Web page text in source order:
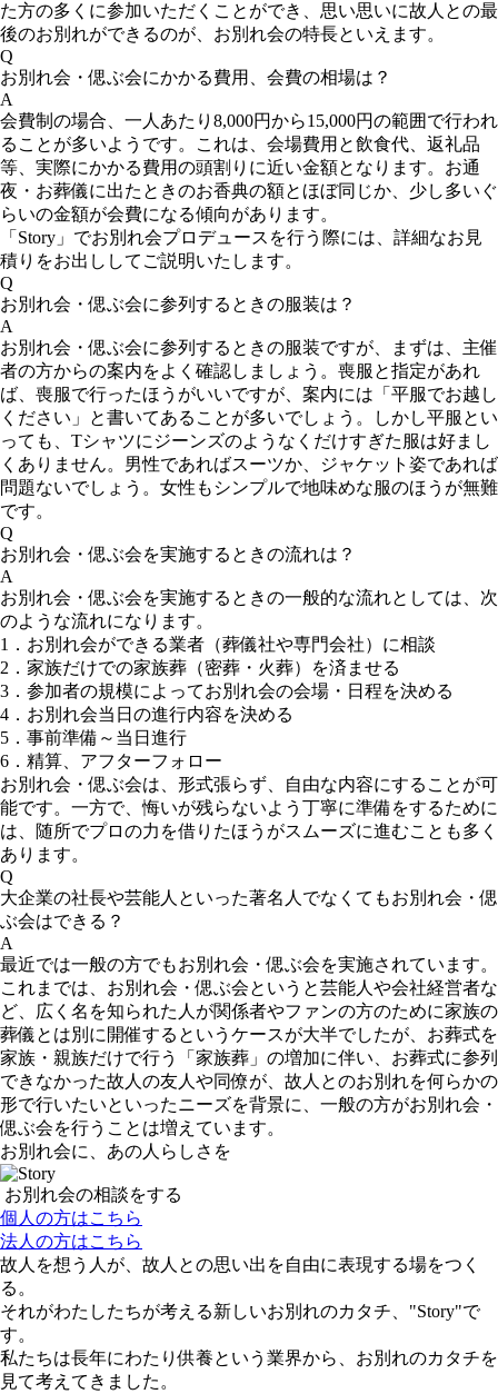
た方の多くに参加いただくことができ、思い思いに故人との最
後のお別れができるのが、お別れ会の特長といえます。
Q
お別れ会・偲ぶ会にかかる費用、会費の相場は？
A
会費制の場合、一人あたり8,000円から15,000円の範囲で行われ
ることが多いようです。これは、会場費用と飲食代、返礼品
等、実際にかかる費用の頭割りに近い金額となります。お通
夜・お葬儀に出たときのお香典の額とほぼ同じか、少し多いぐ
らいの金額が会費になる傾向があります。
「Story」でお別れ会プロデュースを行う際には、詳細なお見
積りをお出ししてご説明いたします。
Q
お別れ会・偲ぶ会に参列するときの服装は？
A
お別れ会・偲ぶ会に参列するときの服装ですが、まずは、主催
者の方からの案内をよく確認しましょう。喪服と指定があれ
ば、喪服で行ったほうがいいですが、案内には「平服でお越し
ください」と書いてあることが多いでしょう。しかし平服とい
っても、Tシャツにジーンズのようなくだけすぎた服は好まし
くありません。男性であればスーツか、ジャケット姿であれば
問題ないでしょう。女性もシンプルで地味めな服のほうが無難
です。
Q
お別れ会・偲ぶ会を実施するときの流れは？
A
お別れ会・偲ぶ会を実施するときの一般的な流れとしては、次
のような流れになります。
1．お別れ会ができる業者（葬儀社や専門会社）に相談
2．家族だけでの家族葬（密葬・火葬）を済ませる
3．参加者の規模によってお別れ会の会場・日程を決める
4．お別れ会当日の進行内容を決める
5．事前準備～当日進行
6．精算、アフターフォロー
お別れ会・偲ぶ会は、形式張らず、自由な内容にすることが可
能です。一方で、悔いが残らないよう丁寧に準備をするために
は、随所でプロの力を借りたほうがスムーズに進むことも多く
あります。
Q
大企業の社長や芸能人といった著名人でなくてもお別れ会・偲
ぶ会はできる？
A
最近では一般の方でもお別れ会・偲ぶ会を実施されています。
これまでは、お別れ会・偲ぶ会というと芸能人や会社経営者な
ど、広く名を知られた人が関係者やファンの方のために家族の
葬儀とは別に開催するというケースが大半でしたが、お葬式を
家族・親族だけで行う「家族葬」の増加に伴い、お葬式に参列
できなかった故人の友人や同僚が、故人とのお別れを何らかの
形で行いたいといったニーズを背景に、一般の方がお別れ会・
偲ぶ会を行うことは増えています。
お別れ会に、あの人らしさを
お別れ会の相談をする
個人の方はこちら
法人の方はこちら
故人を想う人が、故人との思い出を自由に表現する場をつく
る。
それがわたしたちが考える新しいお別れのカタチ、"Story"で
す。
私たちは長年にわたり供養という業界から、お別れのカタチを
見て考えてきました。